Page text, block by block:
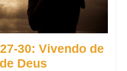
30: Vivendo de
Deus